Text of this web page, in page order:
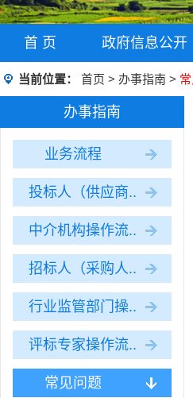
首 页 政府信息公开
当前位置： 首页 > 办事指南 >
办事指南
业务流程
投标人（供应商..
中介机构操作流..
招标人（采购人..
行业监管部门操..
评标专家操作流..
常见问题